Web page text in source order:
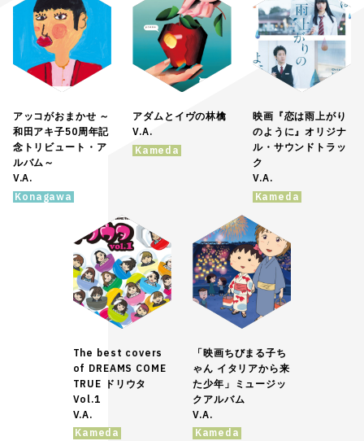
アッコがおまかせ ～
和田アキ子50周年記
念トリビュート・ア
ルバム～
V.A.
Konagawa
アダムとイヴの林檎
V.A.
Kameda
映画『恋は雨上がり
のように』オリジナ
ル・サウンドトラッ
ク
V.A.
Kameda
The best covers
of DREAMS COME
TRUE ドリウタ
Vol.1
V.A.
Kameda
「映画ちびまる子ち
ゃん イタリアから来
た少年」ミュージッ
クアルバム
V.A.
Kameda